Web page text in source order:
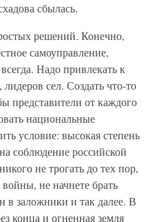
сбылась.
решений. Конечно,
самоуправление,
Надо привлекать к
сел. Создать что-то
представители от каждого
национальные
условие: высокая степень
соблюдение российской
не трогать до тех пор,
не начнете брать
в заложники и так далее. В
конца и огненная земля